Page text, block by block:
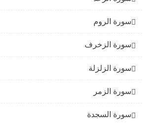
سورة الروم
سورة الزخرف
سورة الزلزلة
سورة الزمر
سورة السجدة